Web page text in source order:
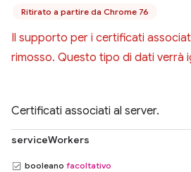
Ritirato a partire da Chrome 76
Il supporto per i certificati
rimosso. Questo tipo di dati verrà
Certificati associati al server.
serviceWorkers
booleano facoltativo